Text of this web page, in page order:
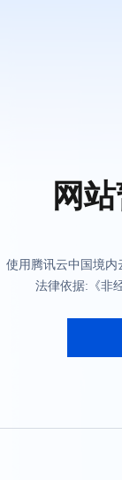
网
使用腾讯云中国境
法律依据:《非